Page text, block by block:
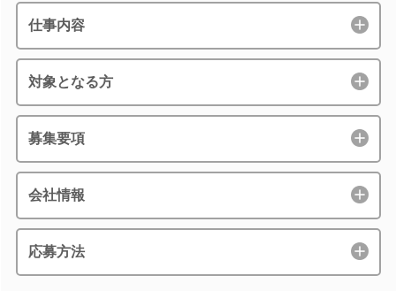
仕事内容
対象となる方
募集要項
会社情報
応募方法